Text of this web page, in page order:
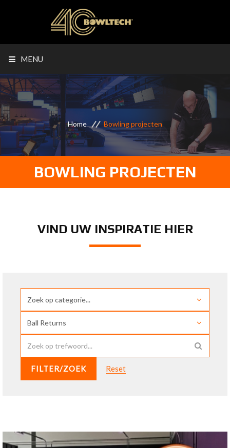
MENU
Home Bowling projecten
BOWLING PROJECTEN
VIND UW INSPIRATIE HIER
FILTER/ZOEK Reset